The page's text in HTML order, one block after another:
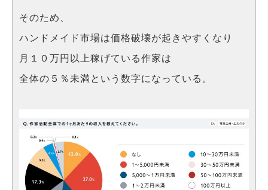
そのため、
ハンドメイド市場は価格破壊が起きやすくなり
月１０万円以上稼げている作家は
全体の５％未満という数字になっている。